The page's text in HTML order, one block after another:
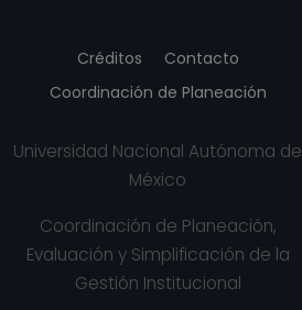
Créditos
Contacto
Coordinación de Planeación
Universidad Nacional Autónoma de
México
Coordinación de Planeación,
Evaluación y Simplificación de la
Gestión Institucional